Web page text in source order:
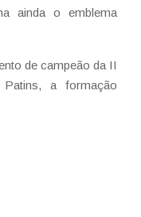
ainda o emblema
de campeão da II
a formação